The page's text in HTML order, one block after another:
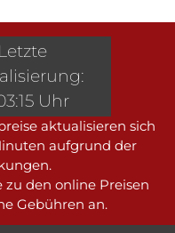
aktualisieren sich
aufgrund der
zu den online Preisen
Gebühren an.
Letzte
Uhr